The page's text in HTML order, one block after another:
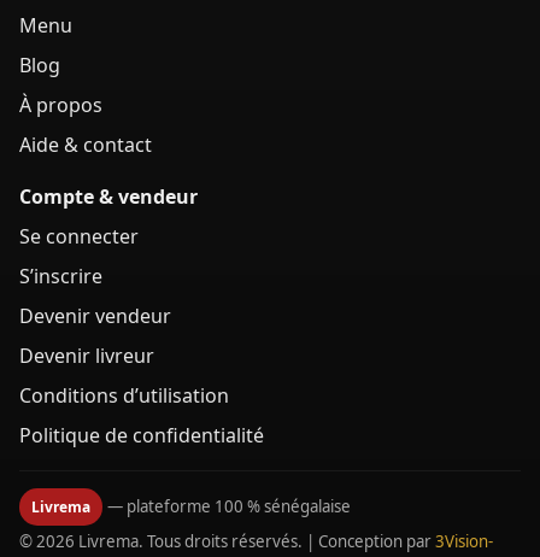
Menu
Blog
À propos
Aide & contact
Compte & vendeur
Se connecter
S’inscrire
Devenir vendeur
Devenir livreur
Conditions d’utilisation
Politique de confidentialité
Livrema
— plateforme 100 % sénégalaise
© 2026 Livrema. Tous droits réservés. | Conception par3Vision-